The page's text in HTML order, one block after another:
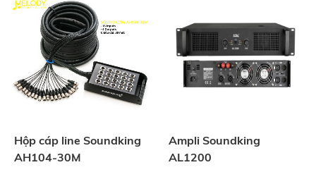
Hộp cáp line Soundking
AH104-30M
Ampli Soundking
AL1200